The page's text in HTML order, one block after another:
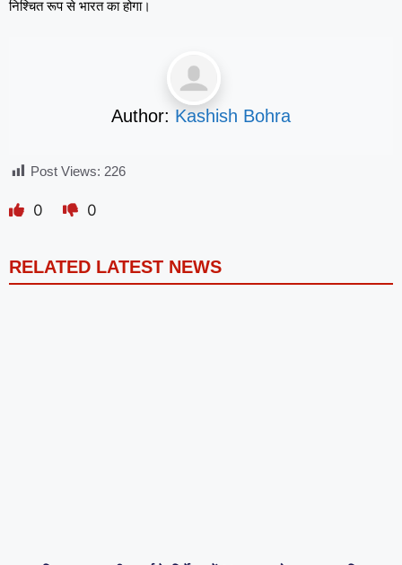
निश्चित रूप से भारत का होगा।
Author: Kashish Bohra
Post Views: 226
0 0
RELATED LATEST NEWS